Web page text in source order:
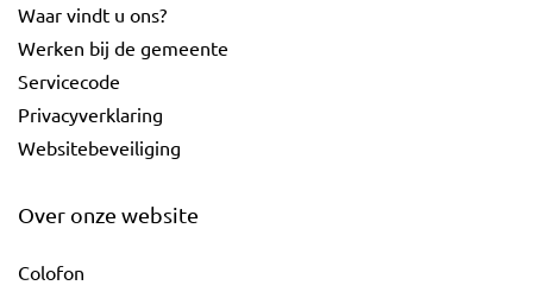
Waar vindt u ons?
Werken bij de gemeente
Servicecode
Privacyverklaring
Websitebeveiliging
Over onze website
Colofon